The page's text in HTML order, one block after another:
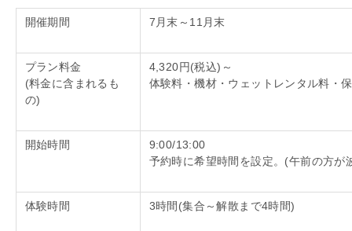
開催期間 7月末～ 11月末
プラン料金
(料金に含まれるも
の)
4,320円(税込) ～
体験料・機材・ウェットレンタル料・
開始時間
9:00/13:00
予約時に希望時間を設定。 (午前の方が
体験時間 3時間 (集合～解散まで4時間)